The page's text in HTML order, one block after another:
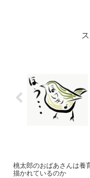
桃太郎のおばあさんは養
描かれているのか